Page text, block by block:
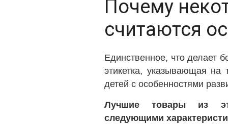
Почему
считаются
Единственное, что делает
этикетка, указывающая на
детей с особенностями
Лучшие товары из
следующими